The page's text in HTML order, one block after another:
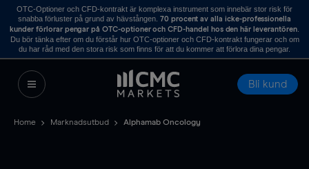
OTC-Optioner och CFD-kontrakt är komplexa instrument som innebär stor risk för
snabba förluster på grund av hävstången. 70 procent av alla icke-professionella
kunder förlorar pengar på OTC-optioner och CFD-handel hos den här leverantören.
Du bör tänka efter om du förstår hur OTC-optioner och CFD-kontrakt fungerar och om
du har råd med den stora risk som finns för att du kommer att förlora dina pengar.
Bli kund
Home Marknadsutbud Alphamab Oncology